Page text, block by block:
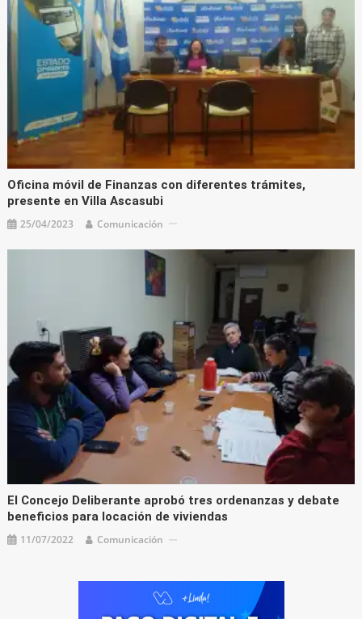
Oficina móvil de Finanzas con diferentes trámites,
presente en Villa Ascasubi
25/04/2023 Comunicación
El Concejo Deliberante aprobó tres ordenanzas y debate
beneficios para locación de viviendas
11/07/2022 Comunicación